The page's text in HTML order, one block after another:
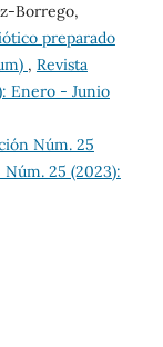
Borrego,
preparado
, Revista
Enero - Junio
Núm. 25
25 (2023):